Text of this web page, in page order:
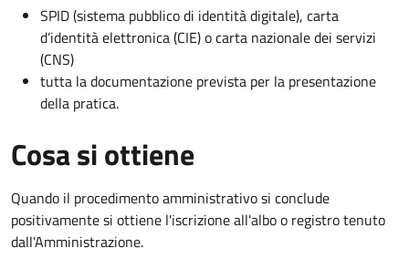
SPID (sistema pubblico di identità digitale), carta
d’identità elettronica (CIE) o carta nazionale dei servizi
(CNS)
tutta la documentazione prevista per la presentazione
della pratica.
Cosa si ottiene
Quando il procedimento amministrativo si conclude
positivamente si ottiene l'iscrizione all'albo o registro tenuto
dall'Amministrazione.